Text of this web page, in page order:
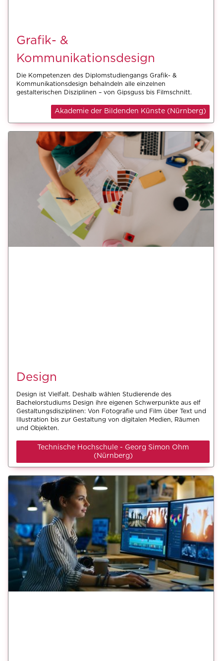
Grafik- &
Kommunikationsdesign
Die Kompetenzen des Diplomstudiengangs Grafik- &
Kommunikationsdesign behalndeln alle einzelnen
gestalterischen Disziplinen – von Gipsguss bis Filmschnitt.
Akademie der Bildenden Künste (Nürnberg)
Design
Design ist Vielfalt. Deshalb wählen Studierende des
Bachelorstudiums Design ihre eigenen Schwerpunkte aus elf
Gestaltungsdisziplinen: Von Fotografie und Film über Text und
Illustration bis zur Gestaltung von digitalen Medien, Räumen
und Objekten.
Technische Hochschule - Georg Simon Ohm
(Nürnberg)